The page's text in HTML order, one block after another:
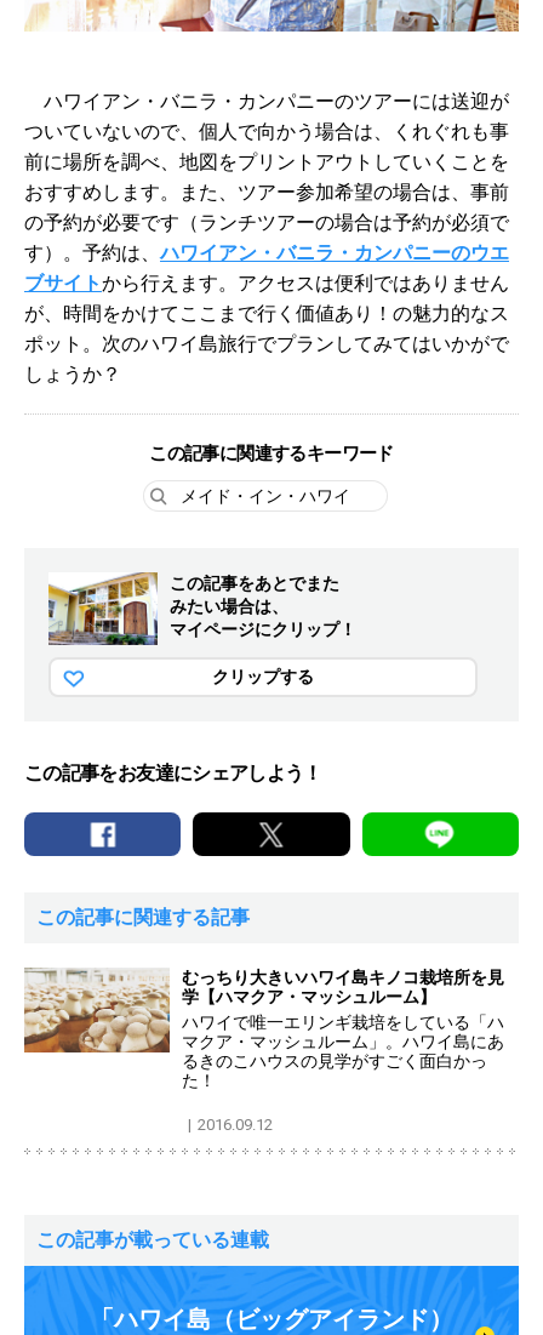
ハワイアン・バニラ・カンパニーのツアーには送迎が
ついていないので、個人で向かう場合は、くれぐれも事
前に場所を調べ、地図をプリントアウトしていくことを
おすすめします。また、ツアー参加希望の場合は、事前
の予約が必要です（ランチツアーの場合は予約が必須で
す）。予約は、ハワイアン・バニラ・カンパニーのウエ
ブサイトから行えます。アクセスは便利ではありません
が、時間をかけてここまで行く価値あり！の魅力的なス
ポット。次のハワイ島旅行でプランしてみてはいかがで
しょうか？
この記事に関連するキーワード
メイド・イン・ハワイ
この記事をあとでまた
みたい場合は、
マイページにクリップ！
クリップする
この記事をお友達にシェアしよう！
この記事に関連する記事
むっちり大きいハワイ島キノコ栽培所を見
学【ハマクア・マッシュルーム】
ハワイで唯一エリンギ栽培をしている「ハ
マクア・マッシュルーム」。ハワイ島にあ
るきのこハウスの見学がすごく面白かっ
た！
2016.09.12
この記事が載っている連載
「ハワイ島（ビッグアイランド）